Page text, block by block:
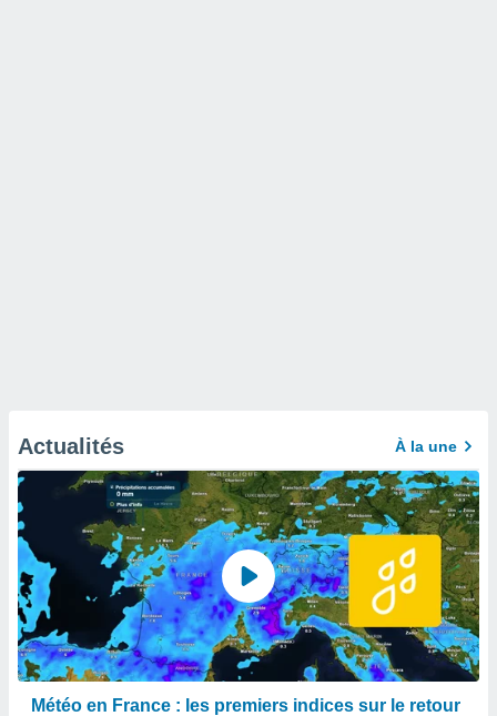
Actualités À la une
Météo en France : les premiers indices sur le retour